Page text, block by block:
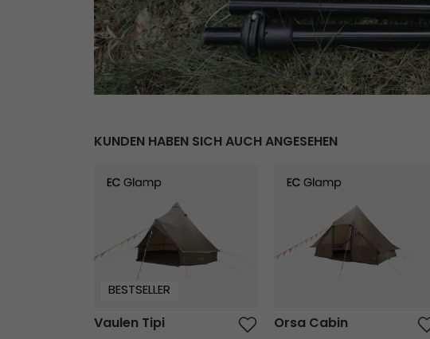
KUNDEN HABEN SICH AUCH ANGESEHEN
Vaulen Tipi
BESTSELLER
Vaulen Tipi
Orsa Cabin
Orsa Cabin